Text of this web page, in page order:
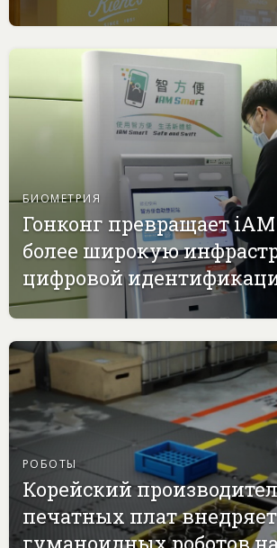
БИОМЕТРИЯ
Гонконг превращает
более широкую
цифровой
РОБОТЫ
Корейский
печатных плат внедряет